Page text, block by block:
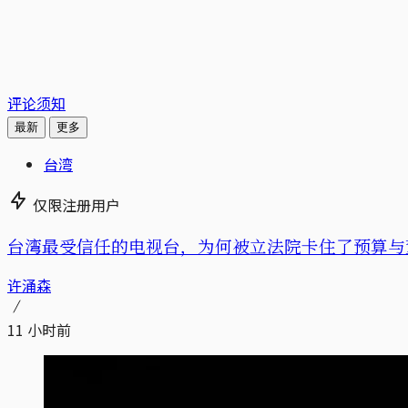
评论须知
最新 更多
台湾
仅限注册用户
台湾最受信任的电视台，为何被立法院卡住了预算
许涌森
11 小时前